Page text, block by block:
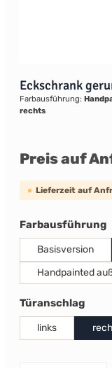
Eckschrank
Farbausführung:
rechts
Preis auf
Lieferzeit auf
Farbausführung
Basisversion
Handpainted
Türanschlag
links